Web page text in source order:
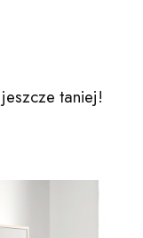
taniej!